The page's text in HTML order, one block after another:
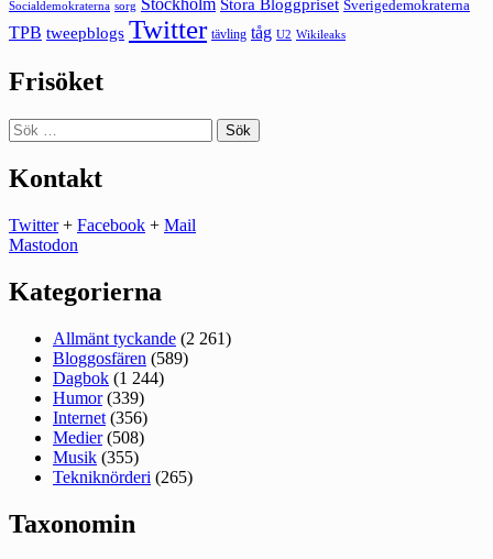
Socialdemokraterna sorg Stockholm Stora Bloggpriset Sverigedemokraterna
TPB tweepblogs Twitter tävling tåg U2 Wikileaks
Frisöket
Sök
efter:
Kontakt
Twitter+ Facebook + Mail
Mastodon
Kategorierna
Allmänt tyckande (2 261)
Bloggosfären (589)
Dagbok (1 244)
Humor(339)
Internet (356)
Medier(508)
Musik (355)
Tekniknörderi (265)
Taxonomin